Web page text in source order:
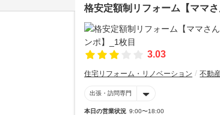
格安定額制リフォーム【ママさ
3.03
住宅リフォーム・リノベーション 不動
出張・訪問専門
本日の営業状況 9:00〜18:00